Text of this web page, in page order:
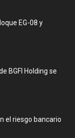
EG-08 y
BGFI Holding se
el riesgo bancario